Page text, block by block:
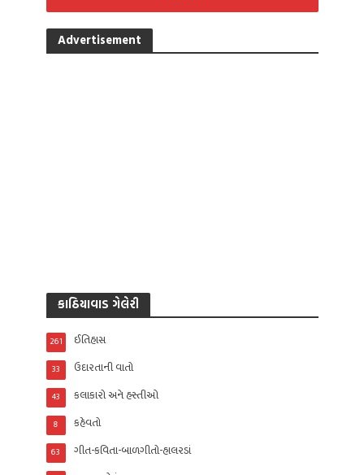
Advertisement
કાઠિયાવાડ ગેલેરી
ઈતિહાસ
261
ઉદારતાની વાતો
33
કલાકારો અને હસ્તીઓ
43
કહેવતો
8
ગીત-કવિતા-બાળગીતો-હાલરડાં
63